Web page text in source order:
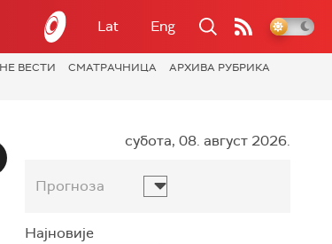
Lat Eng
ВЕСТИ СМАТРАЧНИЦА
АРХИВА РУБРИКА
субота, 08. август 2026.
Прогноза
Најновије